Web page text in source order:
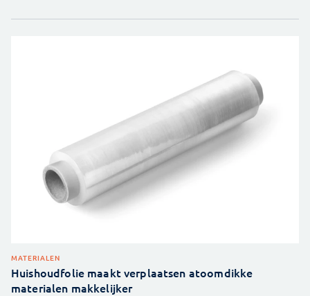
MATERIALEN
Huishoudfolie maakt verplaatsen atoomdikke
materialen makkelijker